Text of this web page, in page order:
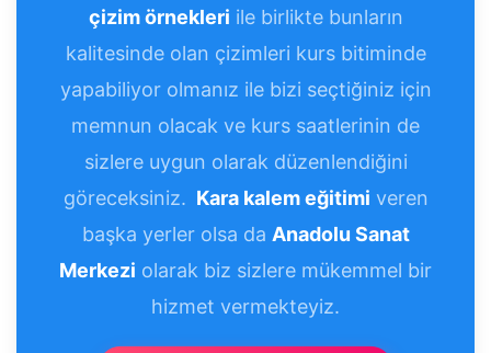
çizim örnekleri ile birlikte bunların
kalitesinde olan çizimleri kurs bitiminde
yapabiliyor olmanız ile bizi seçtiğiniz için
memnun olacak ve kurs saatlerinin de
sizlere uygun olarak düzenlendiğini
göreceksiniz. Kara kalem eğitimi veren
başka yerler olsa da Anadolu Sanat
Merkezi olarak biz sizlere mükemmel bir
hizmet vermekteyiz.